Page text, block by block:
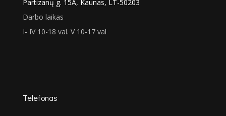
Partizanų g. 15A, Kaunas, LT-50203
Darbo laikas
I- IV 10-18 val. V 10-17 val
Telefonas